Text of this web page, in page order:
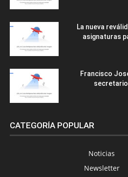
La nueva
asignaturas
Francisco
secretario
CATEGORÍA POPULAR
Noticias
Newsletter